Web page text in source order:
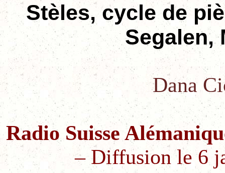
Stèles, cycle de
Segalen,
Dana
Radio Suisse
– Diffusion le 6